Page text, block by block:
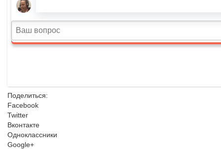
Поделиться:
Facebook
Twitter
Вконтакте
Одноклассники
Google+